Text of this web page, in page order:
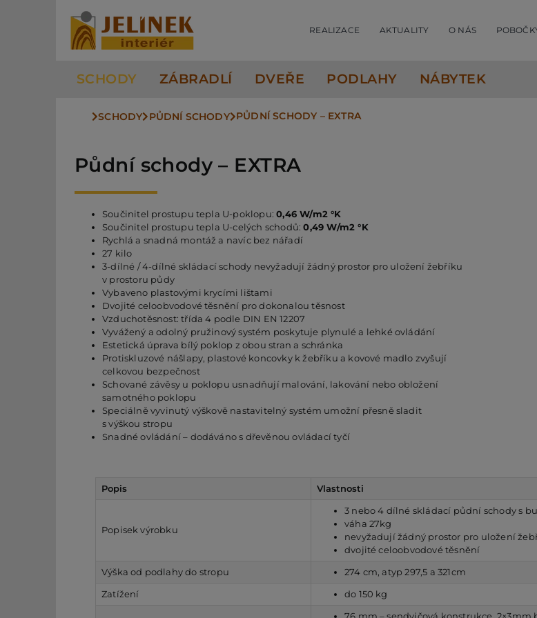
REALIZACE AKTUALITY O NÁS
SCHODY ZÁBRADLÍ DVEŘE PODLAHY NÁBYTEK
SCHODY PŮDNÍ SCHODY PŮDNÍ SCHODY – EXTRA
Půdní schody – EXTRA
Součinitel prostupu tepla U-poklopu:0,46 W/m2 °K
Součinitel prostupu tepla U-celých schodů:0,49 W/m2 °K
Rychlá a snadná montáž a navíc bez nářadí
27 kilo
3-dílné / 4-dílné skládací schody nevyžadují žádný prostor pro uložení žebříku
v prostoru půdy
Vybaveno plastovými krycími lištami
Dvojité celoobvodové těsnění pro dokonalou těsnost
Vzduchotěsnost: třída 4 podle DIN EN 12207
Vyvážený a odolný pružinový systém poskytuje plynulé a lehké ovládání
Estetická úprava bílý poklop z obou stran a schránka
Protiskluzové nášlapy, plastové koncovky k žebříku a kovové madlo zvyšují
celkovou bezpečnost
Schované závěsy u poklopu usnadňují malování, lakování nebo obložení
samotného poklopu
Speciálně vyvinutý výškově nastavitelný systém umožní přesně sladit
s výškou stropu
Snadné ovládání – dodáváno s dřevěnou ovládací tyčí
Popis Vlastnosti
Popisek výrobku
3 nebo 4 dílné skládací půdní schody s
váha 27kg
nevyžadují žádný prostor pro uložení
dvojité celoobvodové těsnění
Výška od podlahy do stropu
274 cm, atyp 297,5 a 321cm
Zatížení
do 150 kg